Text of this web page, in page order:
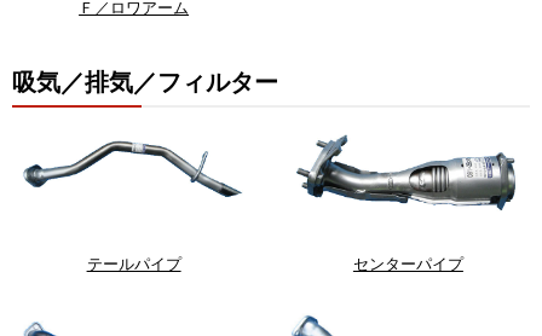
Ｆ／ロワアーム
吸気／排気／フィルター
テールパイプ センターパイプ